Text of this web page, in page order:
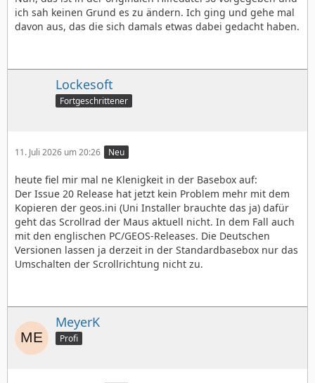
ich sah keinen Grund es zu ändern. Ich ging und gehe mal
davon aus, das die sich damals etwas dabei gedacht haben.
Lockesoft
Fortgeschrittener
11. Juli 2026 um 20:26 Neu
heute fiel mir mal ne Klenigkeit in der Basebox auf:
Der Issue 20 Release hat jetzt kein Problem mehr mit dem
Kopieren der geos.ini (Uni Installer brauchte das ja) dafür
geht das Scrollrad der Maus aktuell nicht. In dem Fall auch
mit den englischen PC/GEOS-Releases. Die Deutschen
Versionen lassen ja derzeit in der Standardbasebox nur das
Umschalten der Scrollrichtung nicht zu.
MeyerK
Profi